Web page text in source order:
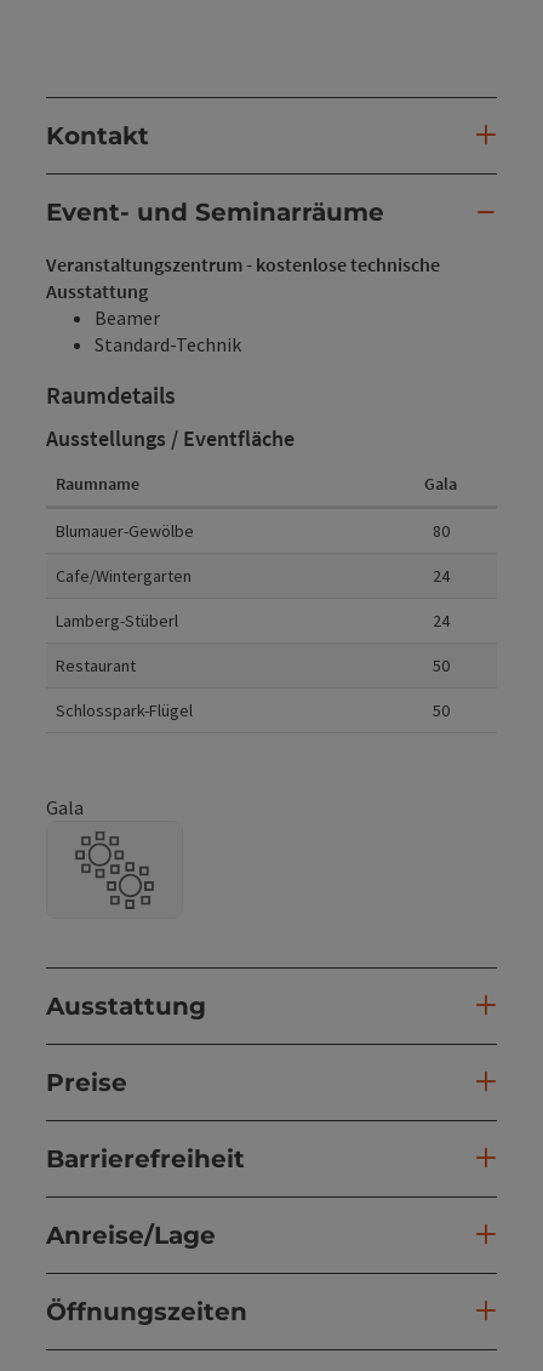
Kontakt
Event- und Seminarräume
Veranstaltungszentrum - kostenlose technische
Ausstattung
Beamer
Standard-Technik
Raumdetails
Ausstellungs / Eventfläche
Raumname Gala
Blumauer-Gewölbe 80
Cafe/Wintergarten 24
Lamberg-Stüberl 24
Restaurant 50
Schlosspark-Flügel 50
Gala
Ausstattung
Preise
Barrierefreiheit
Anreise/Lage
Öffnungszeiten